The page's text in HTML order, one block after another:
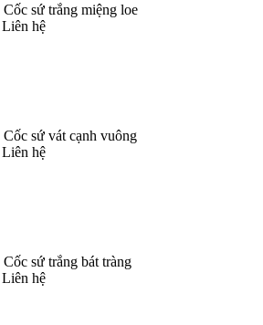
Cốc sứ trắng miệng loe
Liên hệ
Cốc sứ vát cạnh vuông
Liên hệ
Cốc sứ trắng bát tràng
Liên hệ